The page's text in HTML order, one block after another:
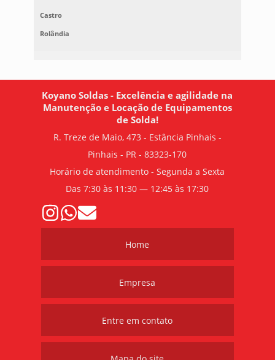
Castro
Rolândia
Koyano Soldas - Excelência e agilidade na
Manutenção e Locação de Equipamentos
de Solda!
R. Treze de Maio, 473 - Estância Pinhais -
Pinhais - PR - 83323-170
Horário de atendimento - Segunda a Sexta
Das 7:30 às 11:30 — 12:45 às 17:30
Home
Empresa
Entre em contato